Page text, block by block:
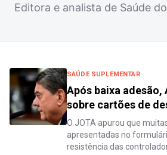
Editora e analista de Saúde
SAÚDE SUPLEMENTAR
Após baixa adesão,
sobre cartões de
O JOTA apurou que
apresentadas no
resistência das